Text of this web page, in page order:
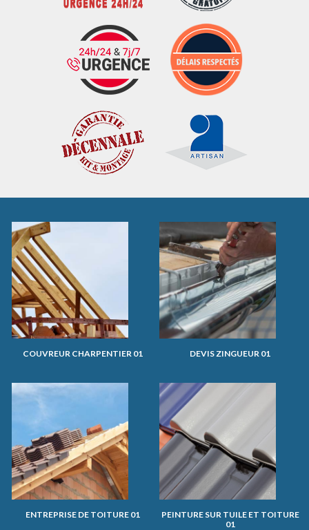
COUVREUR CHARPENTIER 01 DEVIS ZINGUEUR 01
ENTREPRISE DE TOITURE 01
PEINTURE SUR TUILE ET TOITURE
01